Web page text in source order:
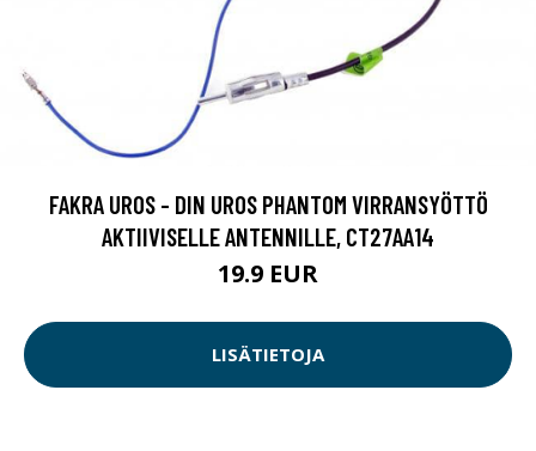
FAKRA UROS - DIN UROS PHANTOM VIRRANSYÖTTÖ
AKTIIVISELLE ANTENNILLE, CT27AA14
19.9 EUR
LISÄTIETOJA